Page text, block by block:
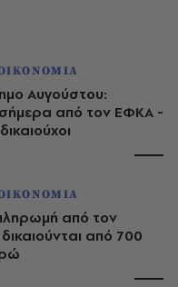
Αυγούστου:
από τον ΕΦΚΑ -
από τον
από 700